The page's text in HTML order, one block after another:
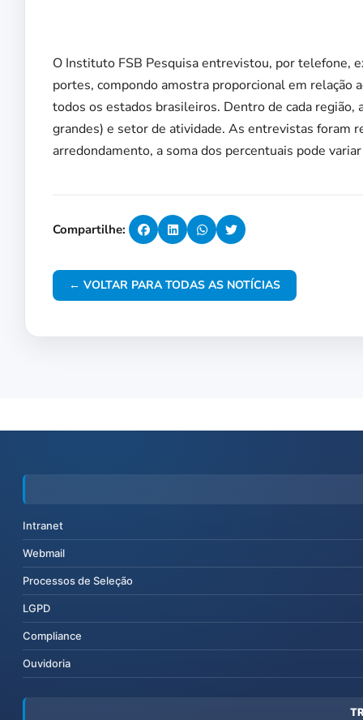
O Instituto FSB Pesquisa entrevistou, por telefone,
portes, compondo amostra proporcional em
todos os estados brasileiros. Dentro de cada
grandes) e setor de atividade. As entrevistas foram
arredondamento, a soma dos percentuais pode
Compartilhe:
← VOLTAR PARA TODAS AS NOTÍCIAS
Intranet
Webmail
Processos de Seleção
LGPD
Compliance
Ouvidoria